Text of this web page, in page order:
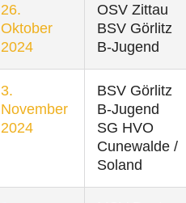
26.
Oktober
2024
OSV Zittau
BSV Görlitz
B-Jugend
3.
November
2024
BSV Görlitz
B-Jugend
SG HVO
Cunewalde /
Soland